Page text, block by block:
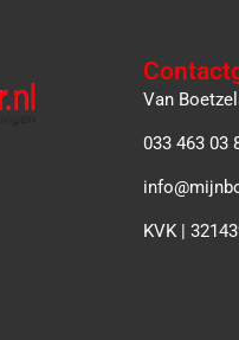
Van
033 463 03
KVK |